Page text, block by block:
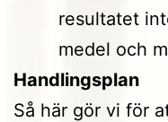
resultatet
medel och
Handlingsplan
Så här gör vi för